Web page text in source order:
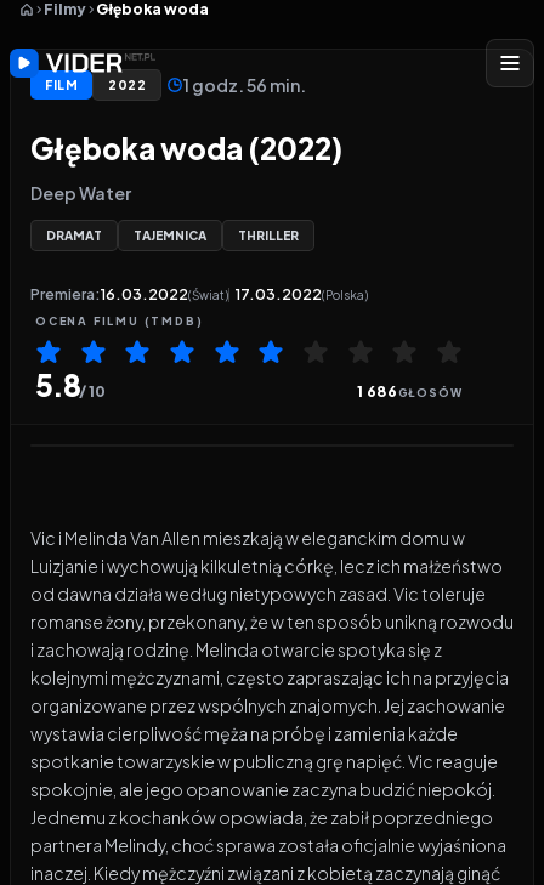
Filmy Głęboka woda
FILM 2022 1 godz. 56 min.
Głęboka woda (2022)
Deep Water
DRAMAT TAJEMNICA THRILLER
Premiera:16.03.2022(Świat) 17.03.2022(Polska)
OCENA FILMU (TMDB)
5.8/ 10 1 686GŁOSÓW
Vic i Melinda Van Allen mieszkają w eleganckim domu w
Luizjanie i wychowują kilkuletnią córkę, lecz ich małżeństwo
od dawna działa według nietypowych zasad. Vic toleruje
romanse żony, przekonany, że w ten sposób unikną rozwodu
i zachowają rodzinę. Melinda otwarcie spotyka się z
kolejnymi mężczyznami, często zapraszając ich na przyjęcia
organizowane przez wspólnych znajomych. Jej zachowanie
wystawia cierpliwość męża na próbę i zamienia każde
spotkanie towarzyskie w publiczną grę napięć. Vic reaguje
spokojnie, ale jego opanowanie zaczyna budzić niepokój.
Jednemu z kochanków opowiada, że zabił poprzedniego
partnera Melindy, choć sprawa została oficjalnie wyjaśniona
inaczej. Kiedy mężczyźni związani z kobietą zaczynają ginąć